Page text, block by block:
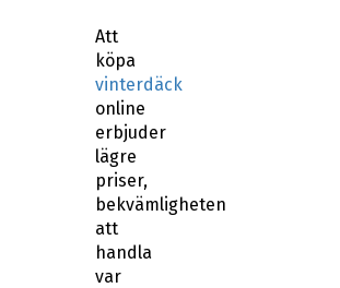
Att
köpa
vinterdäck
online
erbjuder
lägre
priser,
bekvämligheten
att
handla
var